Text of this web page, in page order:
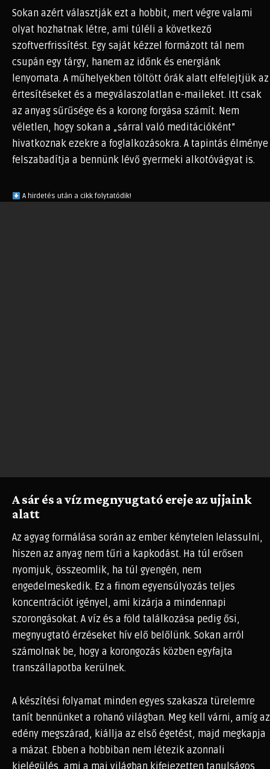
Sokan azért választják ezt a hobbit, mert végre valami
olyat hozhatnak létre, ami túléli a következő
szoftverfrissítést. Egy saját kézzel formázott tál nem
csupán egy tárgy, hanem az időnk és energiánk
lenyomata. A műhelyekben töltött órák alatt elfelejtjük az
értesítéseket és a megválaszolatlan e-maileket. Itt csak
az anyag sűrűsége és a korong forgása számít. Nem
véletlen, hogy sokan a „sárral való meditációként”
hivatkoznak ezekre a foglalkozásokra. A tapintás élménye
felszabadítja a bennünk lévő gyermeki alkotóvágyat is.
A hirdetés után a cikk folytatódik!
A sár és a víz megnyugtató ereje az ujjaink
alatt
Az agyag formálása során az ember kénytelen lelassulni,
hiszen az anyag nem tűri a kapkodást. Ha túl erősen
nyomjuk, összeomlik, ha túl gyengén, nem
engedelmeskedik. Ez a finom egyensúlyozás teljes
koncentrációt igényel, ami kizárja a mindennapi
szorongásokat. A víz és a föld találkozása pedig ősi,
megnyugtató érzéseket hív elő belőlünk. Sokan arról
számolnak be, hogy a korongozás közben egyfajta
transzállapotba kerülnek.
A készítési folyamat minden egyes szakasza türelemre
tanít bennünket a rohanó világban. Meg kell várni, amíg az
edény megszárad, kiállja az első égetést, majd megkapja
a mázat. Ebben a hobbiban nem létezik azonnali